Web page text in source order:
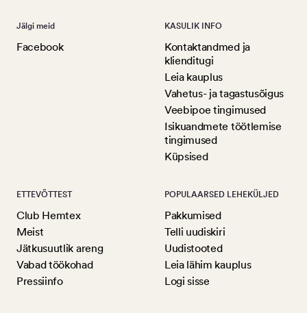
Jälgi meid
Facebook
KASULIK INFO
Kontaktandmed ja
klienditugi
Leia kauplus
Vahetus- ja tagastusõigus
Veebipoe tingimused
Isikuandmete töötlemise
tingimused
Küpsised
ETTEVÕTTEST
Club Hemtex
Meist
Jätkusuutlik areng
Vabad töökohad
Pressiinfo
POPULAARSED LEHEKÜLJED
Pakkumised
Telli uudiskiri
Uudistooted
Leia lähim kauplus
Logi sisse